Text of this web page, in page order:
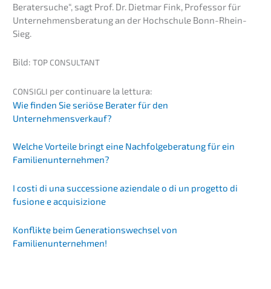
Berater­su­che“, sagt Prof. Dr. Dietmar Fink, Profes­sor für
Unternehmens­beratung an der Hochschu­le Bonn-Rhein-
Sieg.
Bild: TOP CONSULTANT
CONSIGLI per conti­nu­are la lettura:
Wie finden Sie seriö­se Berater für den
Unternehmensverkauf?
Welche Vortei­le bringt eine Nachfol­ge­be­ra­tung für ein
Familienunternehmen?
I costi di una succes­sio­ne aziend­a­le o di un proget­to di
fusio­ne e acquisizione
Konflik­te beim Generations­wechsel von
Familienunternehmen!